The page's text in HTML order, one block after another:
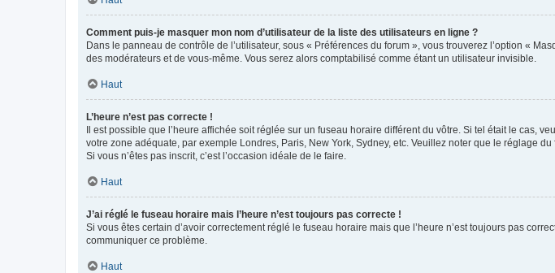
Comment puis-je masquer mon nom d’utilisateur de la liste des utilisateurs en ligne ?
Dans le panneau de contrôle de l’utilisateur, sous « Préférences du forum », vous trouverez l’option «
des modérateurs et de vous-même. Vous serez alors comptabilisé comme étant un utilisateur invisible.
Haut
L’heure n’est pas correcte !
Il est possible que l’heure affichée soit réglée sur un fuseau horaire différent du vôtre. Si tel était le cas,
votre zone adéquate, par exemple Londres, Paris, New York, Sydney, etc. Veuillez noter que le réglage
Si vous n’êtes pas inscrit, c’est l’occasion idéale de le faire.
Haut
J’ai réglé le fuseau horaire mais l’heure n’est toujours pas correcte !
Si vous êtes certain d’avoir correctement réglé le fuseau horaire mais que l’heure n’est toujours pas
communiquer ce problème.
Haut